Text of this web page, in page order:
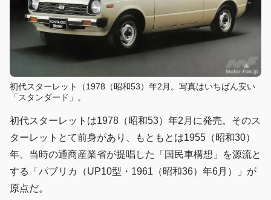
初代スターレット（1978（昭和53）年2月。写真はいちばん安い
「スタンダード」。
初代スターレットは1978（昭和53）年2月に発売。そのス
ターレットとて前身があり、もともとは1955（昭和30）
年、当時の通商産業省が提唱した「国民車構想」を源流と
する「パブリカ（UP10型・1961（昭和36）年6月）」が
原点だ。